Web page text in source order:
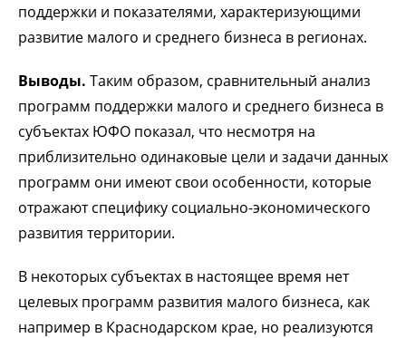
поддержки и показателями, характеризующими
развитие малого и среднего бизнеса в регионах.
Выводы. Таким образом, сравнительный анализ
программ поддержки малого и среднего бизнеса в
субъектах ЮФО показал, что несмотря на
приблизительно одинаковые цели и задачи данных
программ они имеют свои особенности, которые
отражают специфику социально-экономического
развития территории.
В некоторых субъектах в настоящее время нет
целевых программ развития малого бизнеса, как
например в Краснодарском крае, но реализуются